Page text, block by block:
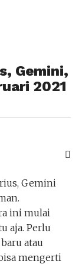
Gemini,
2021
Gemini
ini mulai
aja. Perlu
atau
mengerti